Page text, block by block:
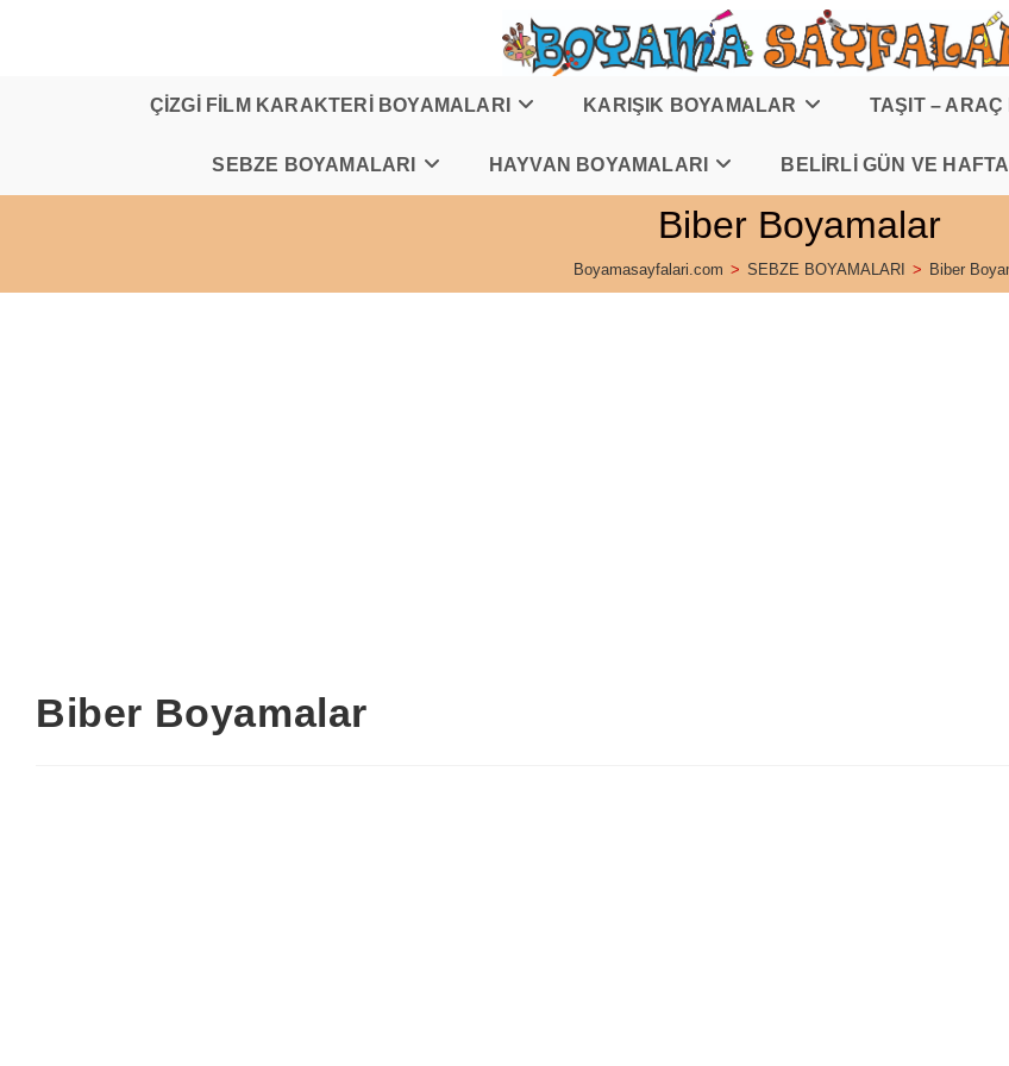
ÇİZGİ FİLM KARAKTERİ BOYAMALARI KARIŞIK BOYAMALAR TAŞIT – ARAÇ
SEBZE BOYAMALARI HAYVAN BOYAMALARI BELİRLİ GÜN VE
Biber Boyamalar
Boyamasayfalari.com > SEBZE BOYAMALARI > Biber
Biber Boyamalar